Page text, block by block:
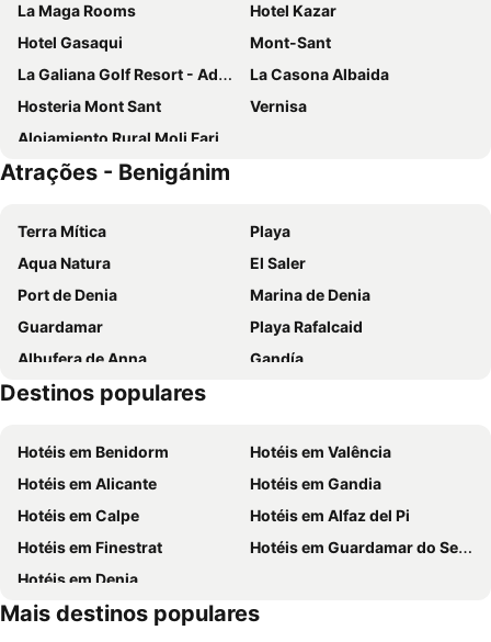
La Maga Rooms
Hotel Kazar
Hotel Gasaqui
Mont-Sant
La Galiana Golf Resort - Adults Only
La Casona Albaida
Hosteria Mont Sant
Vernisa
Alojamiento Rural Moli Fariner
Atrações - Benigánim
Terra Mítica
Playa
Aqua Natura
El Saler
Port de Denia
Marina de Denia
Guardamar
Playa Rafalcaid
Albufera de Anna
Gandía
Cap Blanc
Les Deveses
Estación Naútica Marina Alta
Daimús
Plaça de l'Ajuntament
Beniopa
Raval
Benigánim
Castillo de Xátiva
Játiva
Albaida
La Valldigna
Destinos populares
Hotéis em Benidorm
Hotéis em Valência
Hotéis em Alicante
Hotéis em Gandia
Hotéis em Calpe
Hotéis em Alfaz del Pi
Hotéis em Finestrat
Hotéis em Guardamar do Segura
Hotéis em Denia
Mais destinos populares